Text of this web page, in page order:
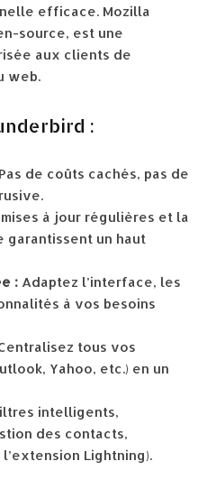
efficace. Mozilla
source, est une
aux clients de
web.
:
Pas de coûts cachés, pas de
mises à jour régulières et la
garantissent un haut
: Adaptez l’interface, les
à vos besoins
tous vos
Yahoo, etc.) en un
intelligents,
des contacts,
Lightning).